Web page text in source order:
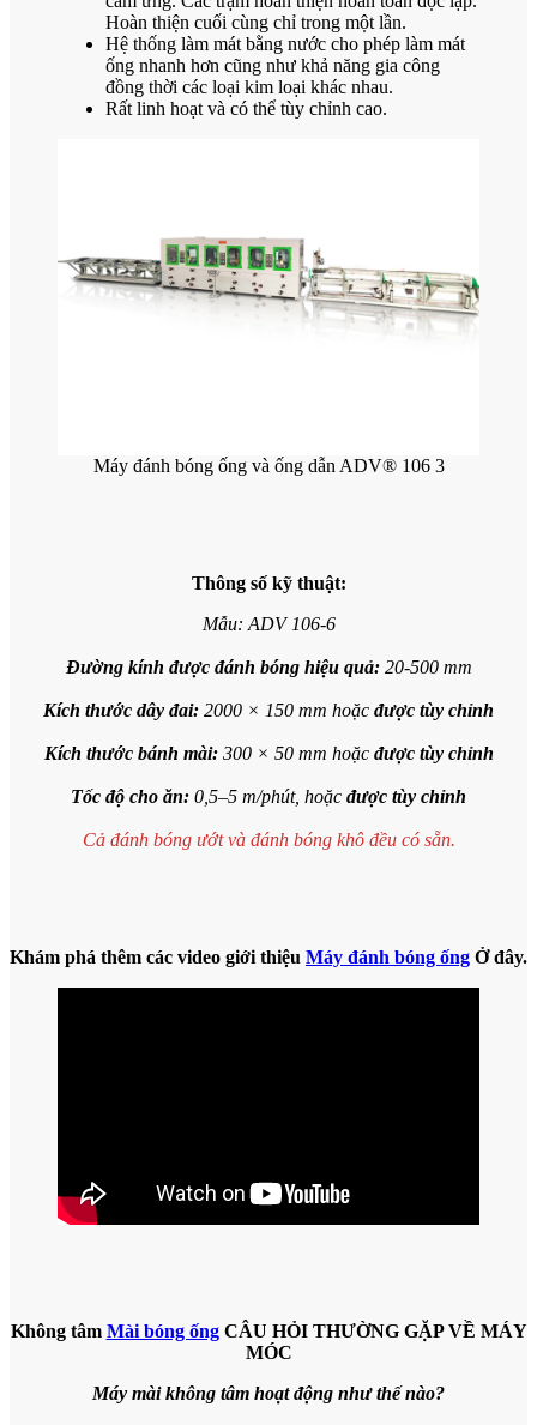
Hoàn thiện cuối cùng chỉ trong một lần.
Hệ thống làm mát bằng nước cho phép làm mát
ống nhanh hơn cũng như khả năng gia công
đồng thời các loại kim loại khác nhau.
Rất linh hoạt và có thể tùy chỉnh cao.
Máy đánh bóng ống và ống dẫn ADV® 106 3
Thông số kỹ thuật:
Mẫu: ADV 106-6
Đường kính được đánh bóng hiệu quả:20-500 mm
Kích thước dây đai: 2000 × 150 mm hoặc được tùy chỉnh
Kích thước bánh mài: 300 × 50 mm hoặc được tùy chỉnh
Tốc độ cho ăn: 0,5–5 m/phút, hoặc được tùy chỉnh
Cả đánh bóng ướt và đánh bóng khô đều có sẵn.
Khám phá thêm các video giới thiệu Máy đánh bóng ống Ở đây.
Không tâm Mài bóng ốngCÂU HỎI THƯỜNG GẶP VỀ MÁY
MÓC
Máy mài không tâm hoạt động như thế nào?